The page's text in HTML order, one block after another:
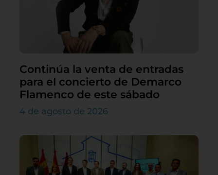
Continúa la venta de entradas
para el concierto de Demarco
Flamenco de este sábado
4 de agosto de 2026